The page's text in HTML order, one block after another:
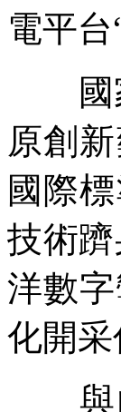
電平
國家
原創
國際
技術
洋數
化開
與此